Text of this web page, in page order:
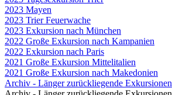
2023 Mayen
2023 Trier Feuerwache
2023 Exkursion nach München
2022 Große Exkursion nach Kampanien
2022 Exkursion nach Paris
2021 Große Exkursion Mittelitalien
2021 Große Exkursion nach Makedonien
Archiv - Länger zurückliegende Exkursionen